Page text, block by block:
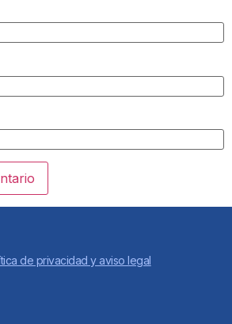
de privacidad y aviso legal